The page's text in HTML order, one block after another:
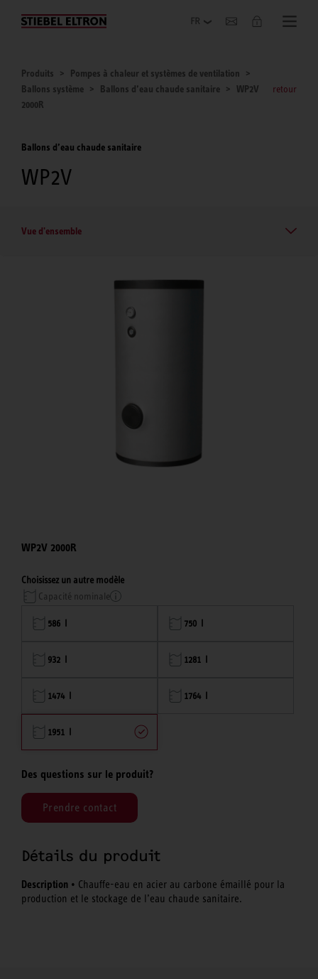
Entreprise
Produits
Pompes à chaleur et systèmes de ventilation
Ballons système
Ballons d’eau chaude sanitaire
WP2V
2000R
retour
Ballons d’eau chaude sanitaire
WP2V
Vue d'ensemble
WP2V 2000R
Choisissez un autre modèle
Capacité nominale
586 l 750 l
932 l 1281 l
1474 l 1764 l
1951 l
Des questions sur le produit?
Prendre contact
Détails du produit
Description • Chauffe-eau en acier au carbone émaillé pour la
production et le stockage de l’eau chaude sanitaire.